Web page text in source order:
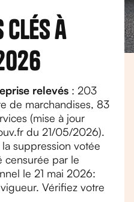
clés à
relevés : 203
de marchandises, 83
(mise à jour
du 21/05/2026).
la suppression votée
censurée par le
le 21 mai 2026:
Vérifiez votre